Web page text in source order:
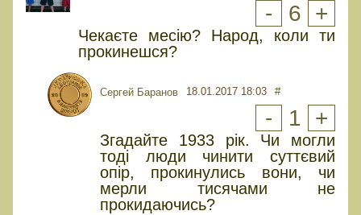
- 6 +
Чекаєте месію? Народ, коли ти
прокинешся?
Сергей Баранов 18.01.2017 18:03 #
- 1 +
Згадайте 1933 рік. Чи могли
тоді люди чинити суттєвий
опір, прокинулись вони, чи
мерли тисячами не
прокидаючись?